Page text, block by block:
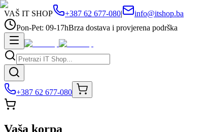
VAŠ IT SHOP +387 62 677-080|
info@itshop.ba
Pon-Pet: 09-17hBrza dostava i provjerena podrška
+387 62 677-080
Vaša korpa